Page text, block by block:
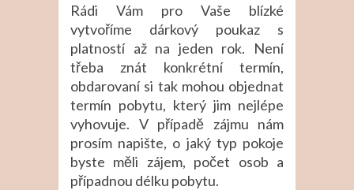
Rádi Vám pro Vaše blízké
vytvoříme dárkový poukaz s
platností až na jeden rok. Není
třeba znát konkrétní termín,
obdarovaní si tak mohou objednat
termín pobytu, který jim nejlépe
vyhovuje. V případě zájmu nám
prosím napište, o jaký typ pokoje
byste měli zájem, počet osob a
případnou délku pobytu.